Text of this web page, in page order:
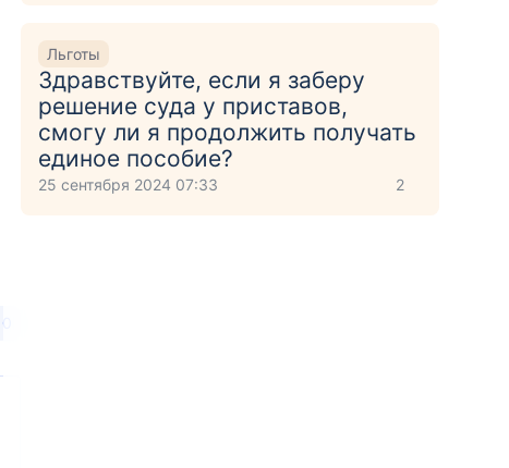
0
Льготы
Здравствуйте, если я заберу
решение суда у приставов,
смогу ли я продолжить получать
единое пособие?
25 сентября 2024 07:33 2